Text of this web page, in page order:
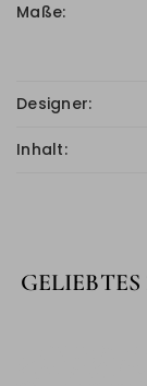
Maße:
Designer:
Inhalt: